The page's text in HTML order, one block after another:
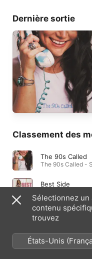
Dernière sortie
Classement des
The 90s Called
The 90s Called -
Best Side
Mr. Fix It
Mr. Fix It - Single ·
Sélectionnez
contenu
trouvez
États-Unis
France)